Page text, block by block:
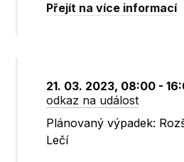
Přejít na více informací
21. 03. 2023, 08:00 -
odkaz na událost
Plánovaný výpadek:
Lečí